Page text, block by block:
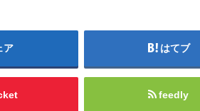
ア はてブ
feedly